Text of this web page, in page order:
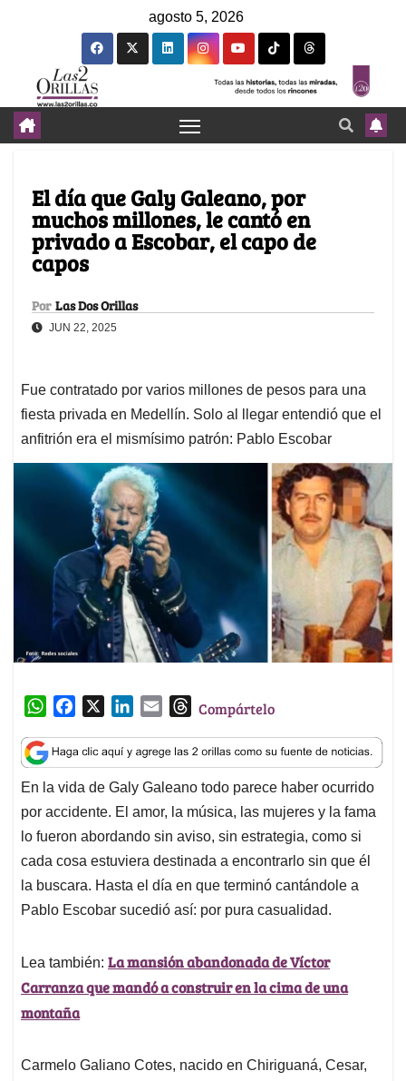
agosto 5, 2026
El día que Galy Galeano, por
muchos millones, le cantó en
privado a Escobar, el capo de
capos
Por Las Dos Orillas
JUN 22, 2025
Fue contratado por varios millones de pesos para una
fiesta privada en Medellín. Solo al llegar entendió que el
anfitrión era el mismísimo patrón: Pablo Escobar
W
a
t
s
A
p
p
c
e
b
o
o
k
n
k
e
d
I
n
a
i
l
T
r
e
a
d
s
Compártelo
En la vida de Galy Galeano todo parece haber ocurrido
por accidente. El amor, la música, las mujeres y la fama
lo fueron abordando sin aviso, sin estrategia, como si
cada cosa estuviera destinada a encontrarlo sin que él
la buscara. Hasta el día en que terminó cantándole a
Pablo Escobar sucedió así: por pura casualidad.
Lea también: La mansión abandonada de Víctor
Carranza que mandó a construir en la cima de una
montaña
Carmelo Galiano Cotes, nacido en Chiriguaná, Cesar,